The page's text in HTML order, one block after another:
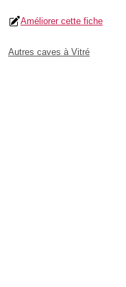
Améliorer cette fiche
Autres caves à Vitré